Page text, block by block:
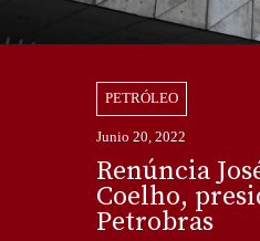
PETRÓLEO
Junio 20, 2022
Renúncia
Coelho,
Petrobras